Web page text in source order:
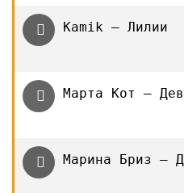
Kamik — Лилии
Марта Кот —
Марина Бриз —